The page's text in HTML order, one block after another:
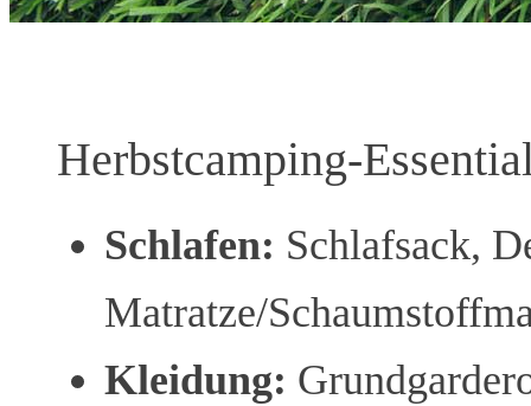
Herbstcamping-
Schlafen: Schlafsack,
Matratze/
Kleidung: